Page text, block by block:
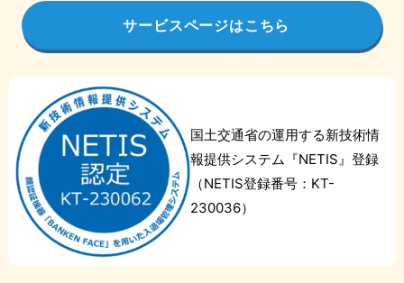
サービスページはこちら
国土交通省の運用する新技術情
報提供システム『NETIS』登録
（NETIS登録番号：KT-
230036）